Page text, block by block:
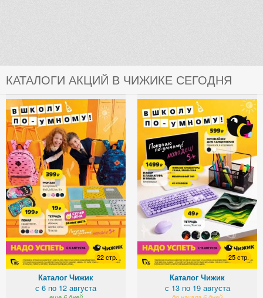
КАТАЛОГИ АКЦИЙ В ЧИЖИКЕ СЕГОДНЯ
22 стр.
Каталог Чижик
с 6 по 12 августа
25 стр.
Каталог Чижик
с 13 по 19 августа